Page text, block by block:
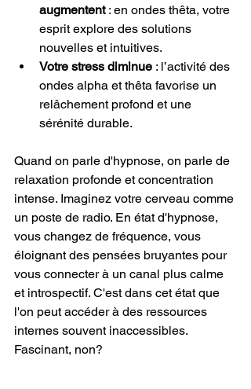
augmentent : en ondes thêta, votre
esprit explore des solutions
nouvelles et intuitives.
Votre stress diminue : l’activité des
ondes alpha et thêta favorise un
relâchement profond et une
sérénité durable.
Quand on parle d'hypnose, on parle de
relaxation profonde et concentration
intense. Imaginez votre cerveau comme
un poste de radio. En état d'hypnose,
vous changez de fréquence, vous
éloignant des pensées bruyantes pour
vous connecter à un canal plus calme
et introspectif. C'est dans cet état que
l'on peut accéder à des ressources
internes souvent inaccessibles.
Fascinant, non?